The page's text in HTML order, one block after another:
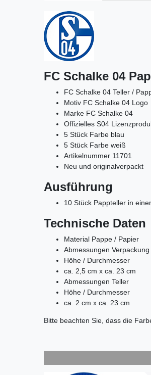
FC Schalke 04
FC Schalke 04 Teller /
Motiv FC Schalke 04 Logo
Marke FC Schalke 04
Offizielles S04
5 Stück Farbe blau
5 Stück Farbe weiß
Artikelnummer 11701
Neu und originalverpackt
Ausführung
10 Stück Pappteller in
Technische Daten
Material Pappe / Papier
Abmessungen Verpackung
Höhe / Durchmesser
ca. 2,5 cm x ca. 23 cm
Abmessungen Teller
Höhe / Durchmesser
ca. 2 cm x ca. 23 cm
Bitte beachten Sie, dass die